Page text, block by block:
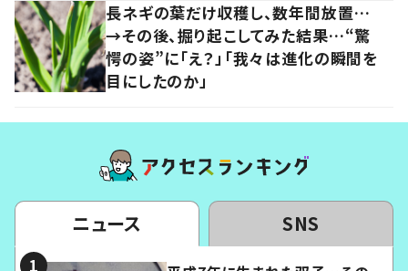
長ネギの葉だけ収穫し、数年間放置…
→その後、掘り起こしてみた結果…“驚
愕の姿”に「え？」「我々は進化の瞬間を
目にしたのか」
ニュース SNS